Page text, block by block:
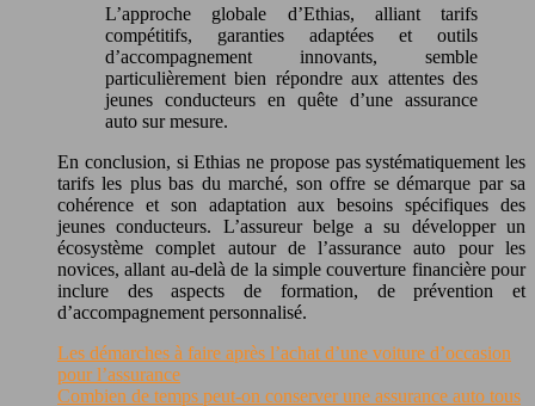
L’approche globale d’Ethias, alliant tarifs
compétitifs, garanties adaptées et outils
d’accompagnement innovants, semble
particulièrement bien répondre aux attentes des
jeunes conducteurs en quête d’une assurance
auto sur mesure.
En conclusion, si Ethias ne propose pas systématiquement les
tarifs les plus bas du marché, son offre se démarque par sa
cohérence et son adaptation aux besoins spécifiques des
jeunes conducteurs. L’assureur belge a su développer un
écosystème complet autour de l’assurance auto pour les
novices, allant au-delà de la simple couverture financière pour
inclure des aspects de formation, de prévention et
d’accompagnement personnalisé.
Les démarches à faire après l’achat d’une voiture d’occasion
pour l’assurance
Combien de temps peut-on conserver une assurance auto tous